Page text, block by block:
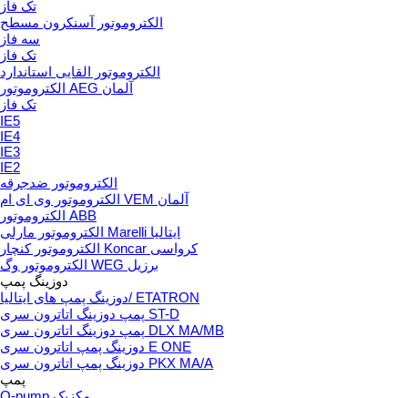
تک فاز
الکتروموتور آسنکرون مسطح
سه فاز
تک فاز
الکتروموتور القایی استاندارد
الکتروموتور AEG آلمان
تک فاز
IE5
IE4
IE3
IE2
الکتروموتور ضدجرقه
الکتروموتور وی ای ام VEM آلمان
الکتروموتور ABB
الکتروموتور مارلی Marelli ایتالیا
الکتروموتور کنچار Koncar کرواسی
الکتروموتور وگ WEG برزیل
دوزینگ پمپ
دوزینگ پمپ های ایتالیا/ ETATRON
پمپ دوزینگ اتاترون سری ST-D
پمپ دوزینگ اتاترون سری DLX MA/MB
دوزینگ پمپ اتاترون سری E ONE
دوزینگ پمپ اتاترون سری PKX MA/A
پمپ